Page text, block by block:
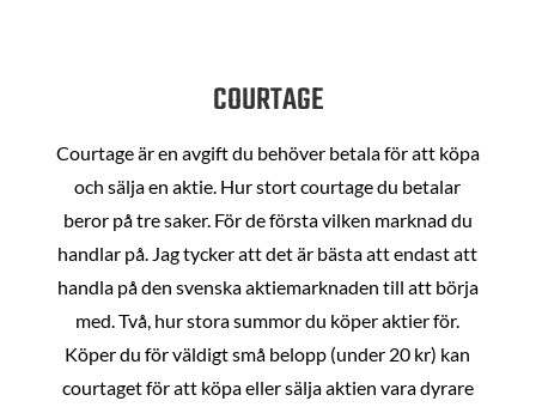
COURTAGE
Courtage är en avgift du behöver betala för att köpa
och sälja en aktie. Hur stort courtage du betalar
beror på tre saker. För de första vilken marknad du
handlar på. Jag tycker att det är bästa att endast att
handla på den svenska aktiemarknaden till att börja
med. Två, hur stora summor du köper aktier för.
Köper du för väldigt små belopp (under 20 kr) kan
courtaget för att köpa eller sälja aktien vara dyrare